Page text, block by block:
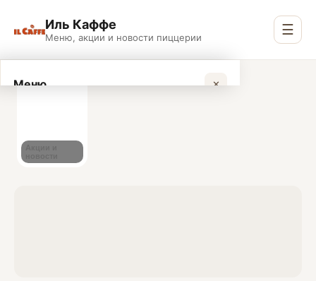
Иль Каффе
Меню, акции и новости пиццерии ☰
Меню ✕
Меню и заказы в одном